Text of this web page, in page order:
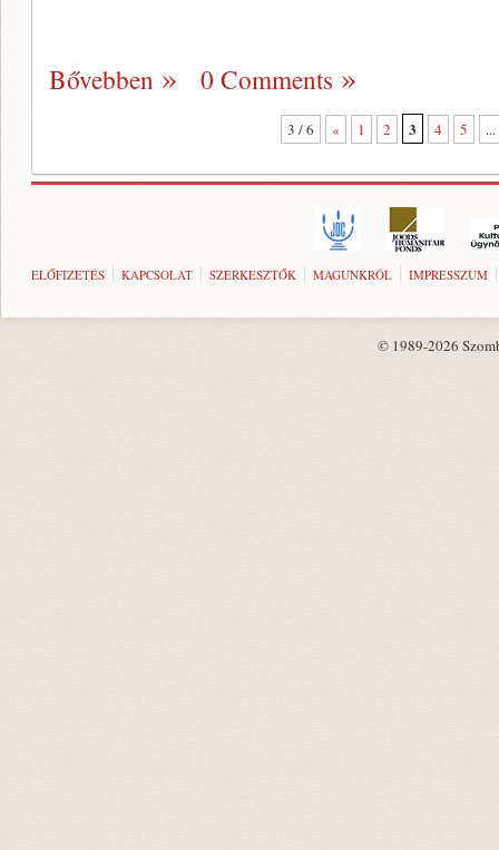
Bővebben 0 Comments
3 / 6 « 1 2 3 4 5 ...
ELŐFIZETÉS KAPCSOLAT SZERKESZTŐK MAGUNKRÓL IMPRESSZUM
© 1989-2026